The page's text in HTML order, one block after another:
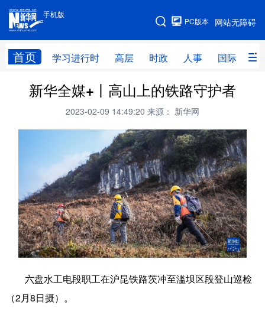
手机版
网站无障碍
PC版本
首页 学习进行时 高层 时政 人事 国际 财
手机版
网站地图
学习进行时 高层 时政 人事
财经 网评
思客智库 全球连线 教育
科创 量子 体育
文化 书画 健康 军事
访谈 视频 图片 政务
法律 中央文件 金融 汽车
学术中国 乡村振兴 银龄 溯源中国
新华全媒+丨高山上的铁路守护者
2023-02-09 14:49:20 来源： 新华网
六盘水工电段职工在沪昆铁路茨冲至滥坝区段登山巡检
（2月8日摄）。